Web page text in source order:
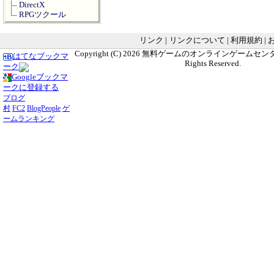
DirectX
RPGツクール
リンク リンクについて 利用規約
はてなブックマ
ーク
Googleブックマ
ークに登録する
ブログ
村 FC2 BlogPeople ゲ
ームランキング
Copyright (C) 2026 無料ゲームのオンラインゲームセン
Rights Reserved.